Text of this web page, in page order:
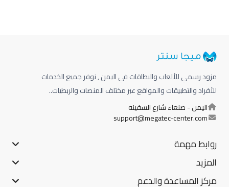
مزود رسمي للألعاب والبطاقات في اليمن , نوفر جميع الخدمات
للأفراد والتطبيقات والمواقع عبر مختلف المنصات والربطيات..
اليمن - صنعاء شارع السفينه
support@megatec-center.com
روابط مهمة
المزيد
مركز المساعدة والدعم